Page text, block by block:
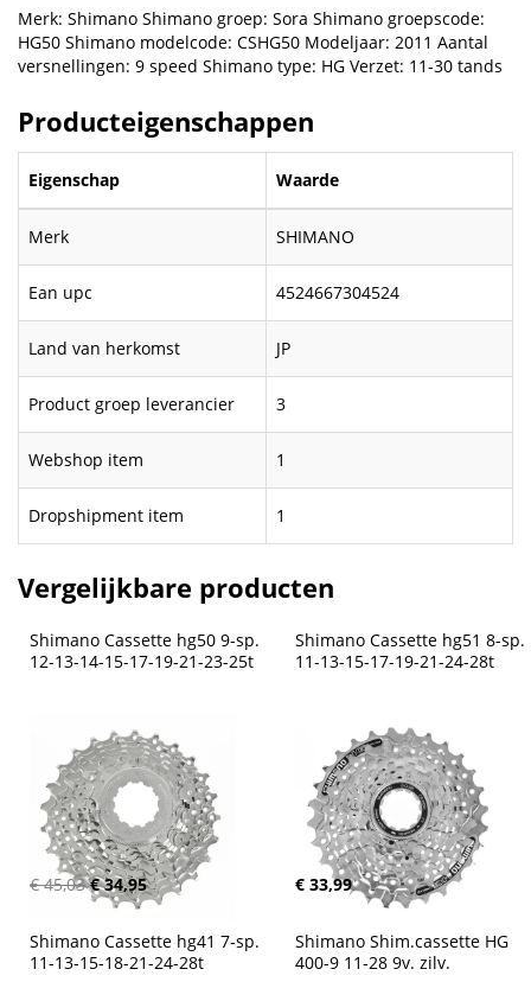
Merk: Shimano Shimano groep: Sora Shimano groepscode:
HG50 Shimano modelcode: CSHG50 Modeljaar: 2011 Aantal
versnellingen: 9 speed Shimano type: HG Verzet: 11-30 tands
Producteigenschappen
Eigenschap Waarde
Merk SHIMANO
Ean upc 4524667304524
Land van herkomst JP
Product groep leverancier 3
Webshop item 1
Dropshipment item 1
Vergelijkbare producten
Shimano Cassette hg50 9-sp.
12-13-14-15-17-19-21-23-25t
€ 45,03 € 34,95
Shimano Cassette hg51 8-sp.
11-13-15-17-19-21-24-28t
€ 33,99
Shimano Cassette hg41 7-sp.
11-13-15-18-21-24-28t
Shimano Shim.cassette HG
400-9 11-28 9v. zilv.